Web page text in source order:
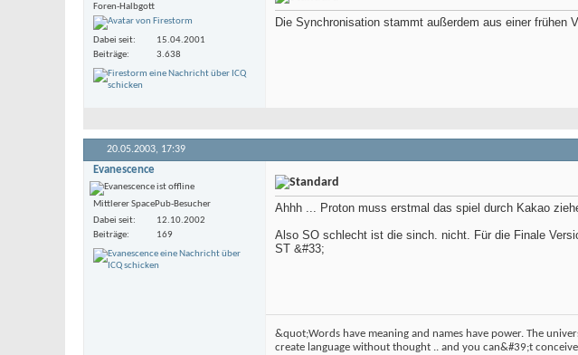
Foren-Halbgott
Dabei seit
15.04.2001
Beiträge
3.638
Die Synchronisation stammt außerdem aus einer frühen
20.05.2003, 17:39
Evanescence
Mittlerer SpacePub-Besucher
Dabei seit
12.10.2002
Beiträge
169
Ahhh ... Proton muss erstmal das spiel durch Kakao
Also SO schlecht ist die sinch. nicht. Für die Finale
ST &#33;
&quot;Words have meaning and names have power. The
create language without thought .. and you can&#39;t